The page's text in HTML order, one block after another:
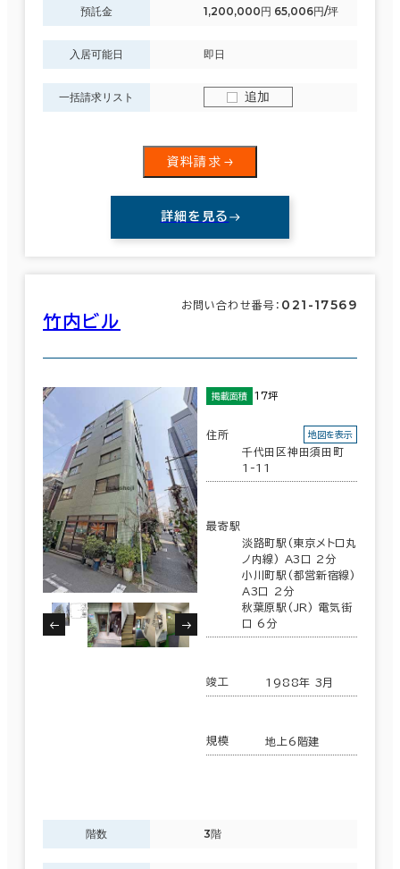
預託金 1,200,000円 65,006円/坪
入居可能日 即日
一括請求リスト 追加
資料請求
詳細を見る
竹内ビル
お問い合わせ番号： 021-17569
掲載面積 17坪
住所
千代田区神田須田町
1-11
地図を表示
最寄駅
淡路町駅(東京メトロ丸
ノ内線) A3口 2分
小川町駅(都営新宿線)
A3口 2分
秋葉原駅(JR) 電気街
口 6分
竣工 1988年 3月
規模 地上6階建
階数 3階